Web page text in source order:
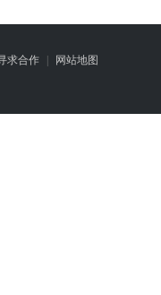
求合作 |
网站地图